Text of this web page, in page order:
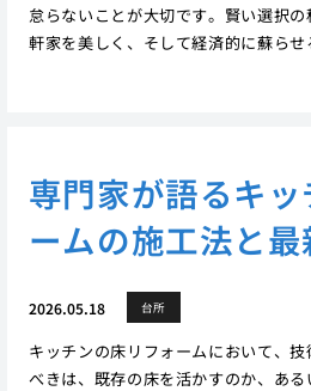
怠らないことが大切です。賢い選択
軒家を美しく、そして経済的に蘇らせ
専門家が語るキ
ームの施工法と
2026.05.18 台所
キッチンの床リフォームにおいて、
べきは、既存の床を活かすのか、あ